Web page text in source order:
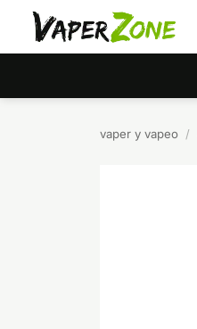
Saltar
contenido
vaper y vapeo /